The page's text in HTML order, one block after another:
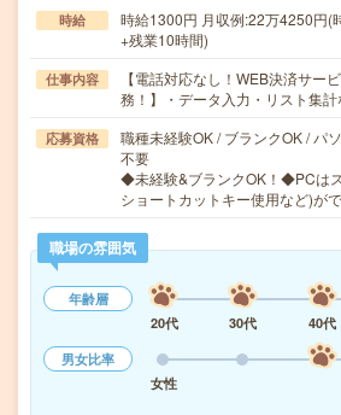
時給
時給1300円 月収例:22万4250円(
+残業10時間)
仕事内容
【電話対応なし！WEB決済サー
務！】・データ入力・リスト集
応募資格
職種未経験OK / ブランクOK / パ
不要
◆未経験&ブランクOK！◆PCは
ショートカットキー使用など)
職場の雰囲気
年齢層
20代
30代 40代
男女比率
女性